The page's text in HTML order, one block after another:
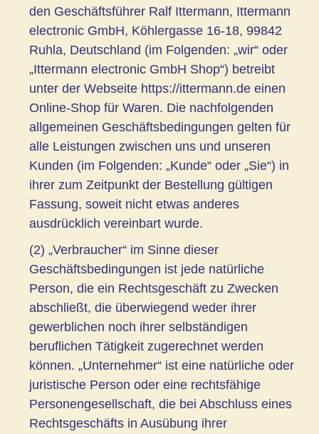
den Geschäftsführer Ralf Ittermann, Ittermann
electronic GmbH, Köhlergasse 16-18, 99842
Ruhla, Deutschland (im Folgenden: „wir“ oder
„Ittermann electronic GmbH Shop“) betreibt
unter der Webseite https://ittermann.de einen
Online-Shop für Waren. Die nachfolgenden
allgemeinen Geschäftsbedingungen gelten für
alle Leistungen zwischen uns und unseren
Kunden (im Folgenden: „Kunde“ oder „Sie“) in
ihrer zum Zeitpunkt der Bestellung gültigen
Fassung, soweit nicht etwas anderes
ausdrücklich vereinbart wurde.
(2) „Verbraucher“ im Sinne dieser
Geschäftsbedingungen ist jede natürliche
Person, die ein Rechtsgeschäft zu Zwecken
abschließt, die überwiegend weder ihrer
gewerblichen noch ihrer selbständigen
beruflichen Tätigkeit zugerechnet werden
können. „Unternehmer“ ist eine natürliche oder
juristische Person oder eine rechtsfähige
Personengesellschaft, die bei Abschluss eines
Rechtsgeschäfts in Ausübung ihrer